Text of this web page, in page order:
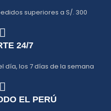
superiores a S/. 300
24/7
día, los 7 días de la semana
EL PERÚ